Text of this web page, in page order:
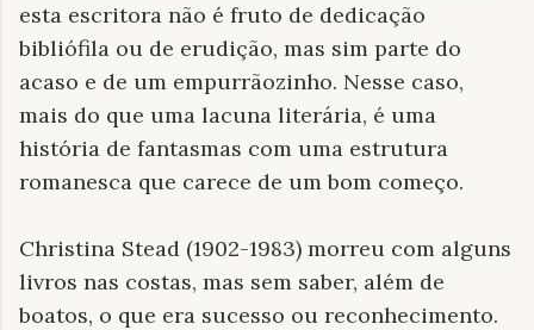
esta escritora não é fruto de dedicação
bibliófila ou de erudição, mas sim parte do
acaso e de um empurrãozinho. Nesse caso,
mais do que uma lacuna literária, é uma
história de fantasmas com uma estrutura
romanesca que carece de um bom começo.
Christina Stead (1902-1983) morreu com alguns
livros nas costas, mas sem saber, além de
boatos, o que era sucesso ou reconhecimento.